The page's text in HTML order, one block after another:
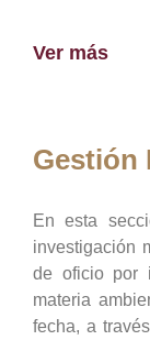
Ver más
Gestión
En esta
investigación
de oficio por
materia
fecha, a